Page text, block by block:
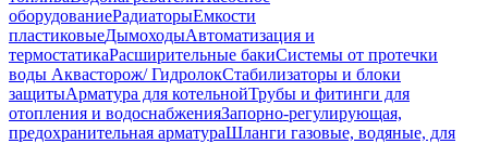
оборудованиеРадиаторыЕмкости
пластиковыеДымоходыАвтоматизация и
термостатикаРасширительные бакиСистемы от протечки
воды Аквасторож/ ГидролокСтабилизаторы и блоки
защитыАрматура для котельнойТрубы и фитинги для
отопления и водоснабженияЗапорно-регулирующая,
предохранительная арматураШланги газовые, водяные, для